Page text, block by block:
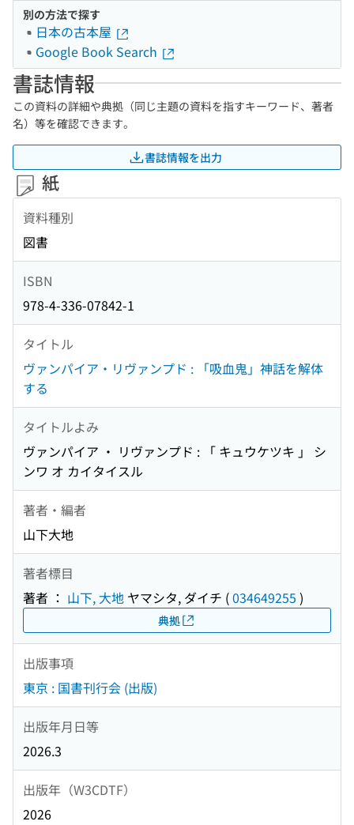
別の方法で探す
日本の古本屋
Google Book Search
書誌情報
この資料の詳細や典拠（同じ主題の資料を指すキーワード、著者
名）等を確認できます。
書誌情報を出力
紙
資料種別
図書
ISBN
978-4-336-07842-1
タイトル
ヴァンパイア・リヴァンプド : 「吸血鬼」神話を解体
する
タイトルよみ
ヴァンパイア ・ リヴァンプド : 「 キュウケツキ 」 シ
ンワ オ カイタイスル
著者・編者
山下大地
著者標目
著者 ： 山下, 大地 ヤマシタ, ダイチ (034649255 )
典拠
出版事項
東京 : 国書刊行会 (出版)
出版年月日等
2026.3
出版年（W3CDTF）
2026